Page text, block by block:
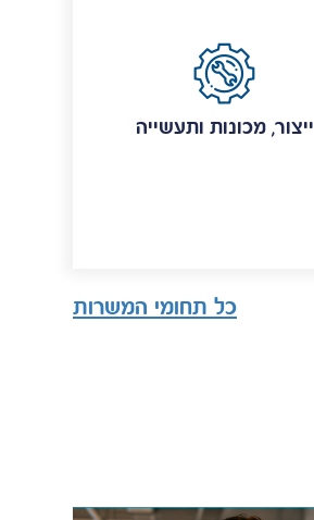
ייצור, מכונות ותעשייה
כל תחומי המשרות